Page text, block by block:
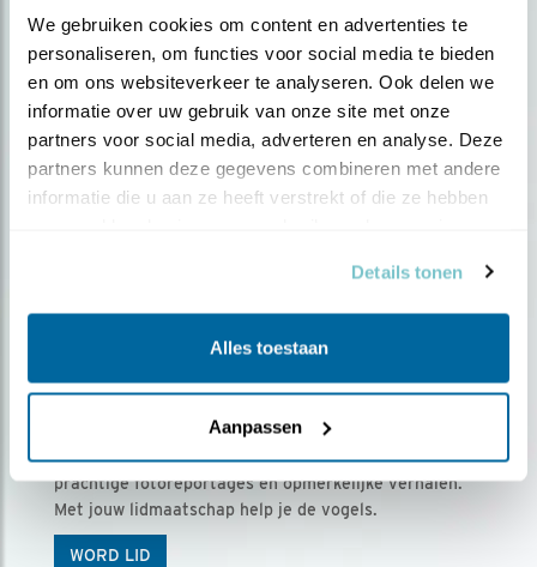
We gebruiken cookies om content en advertenties te
personaliseren, om functies voor social media te bieden
en om ons websiteverkeer te analyseren. Ook delen we
informatie over uw gebruik van onze site met onze
partners voor social media, adverteren en analyse. Deze
partners kunnen deze gegevens combineren met andere
informatie die u aan ze heeft verstrekt of die ze hebben
Details tonen
Alles toestaan
Aanpassen
Ontvang 5 x Vogels voor € 36,00 per jaar
Vogels is het tijdschrift voor onze leden, met
prachtige fotoreportages en opmerkelijke verhalen.
Met jouw lidmaatschap help je de vogels.
WORD LID